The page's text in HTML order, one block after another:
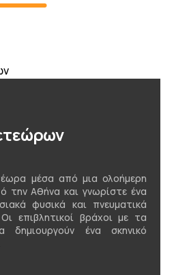
μέσα από μια ολοήμερη
την Αθήνα και γνωρίστε ένα
φυσικά και πνευματικά
επιβλητικοί βράχοι με τα
δημιουργούν ένα σκηνικό